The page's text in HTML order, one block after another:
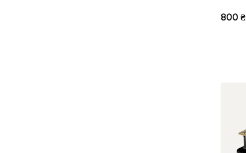
800 ₴